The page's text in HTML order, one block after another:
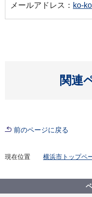
メールアドレス： ko-
関連
前のページに戻る
現在位置 横浜市トップペ
【入札結果掲載
テム導入及び保